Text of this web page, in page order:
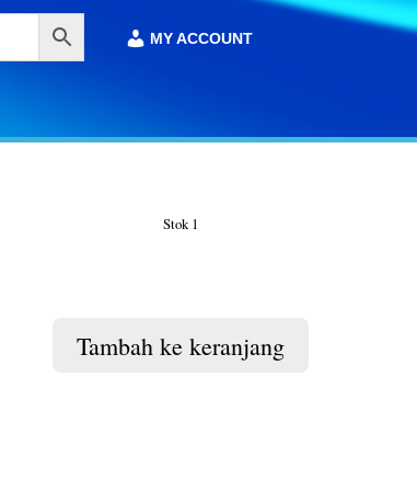
MY ACCOUNT
MY ACCOUNT
Stok 1
Tambah ke keranjang